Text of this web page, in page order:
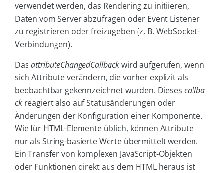
verwendet werden, das Rendering zu initiieren,
Daten vom Server abzufragen oder Event Listener
zu registrieren oder freizugeben (z. B. WebSocket-
Verbindungen).
Das attributeChangedCallbackwird aufgerufen, wenn
sich Attribute verändern, die vorher explizit als
beobachtbar gekennzeichnet wurden. Dieses callba
ck reagiert also auf Statusänderungen oder
Änderungen der Konfiguration einer Komponente.
Wie für HTML-Elemente üblich, können Attribute
nur als String-basierte Werte übermittelt werden.
Ein Transfer von komplexen JavaScript-Objekten
oder Funktionen direkt aus dem HTML heraus ist